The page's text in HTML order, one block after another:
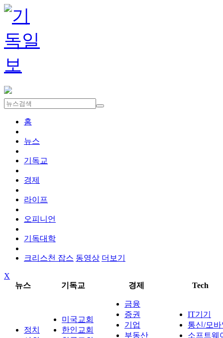
홈
뉴스
기독교
경제
라이프
오피니언
기독대학
크리스천 잡스 동영상 더보기
X
뉴스
기독교 경제 Tech
정치
미국교회
한인교회
금융
증권
기업
부동산
IT기기
통신/모
소프트웨